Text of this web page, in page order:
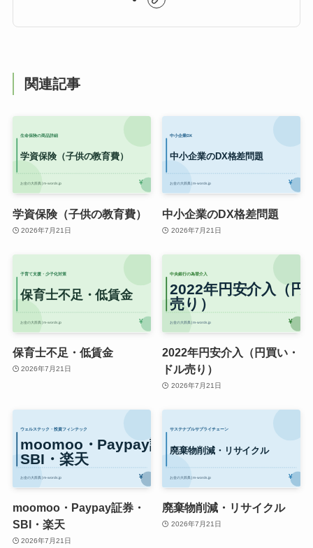
関連記事
学資保険（子供の教育費）
2026年7月21日
中小企業のDX格差問題
2026年7月21日
保育士不足・低賃金
2026年7月21日
2022年円安介入（円買い・
ドル売り）
2026年7月21日
moomoo・Paypay証券・
SBI・楽天
2026年7月21日
廃棄物削減・リサイクル
2026年7月21日